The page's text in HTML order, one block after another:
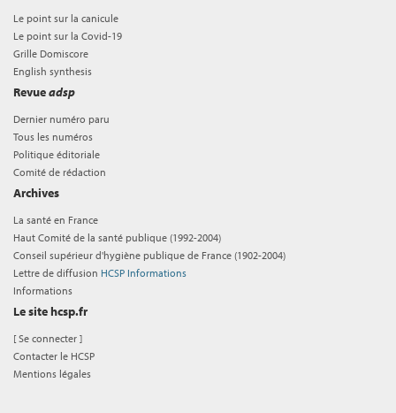
Le point sur la canicule
Le point sur la Covid-19
Grille Domiscore
English synthesis
Revueadsp
Dernier numéro paru
Tous les numéros
Politique éditoriale
Comité de rédaction
Archives
La santé en France
Haut Comité de la santé publique (1992-2004)
Conseil supérieur d'hygiène publique de France (1902-2004)
Lettre de diffusion HCSP Informations
Informations
Le site hcsp.fr
[Se connecter ]
Contacter le HCSP
Mentions légales